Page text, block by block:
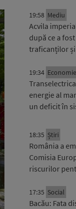
19:58 Mediu
Acvila
după ce a
traficanților
19:34 Economie
energie al
un deficit în
18:35 Știri
România a
Comisia
riscurilor
17:35 Social
Bacău: Fata